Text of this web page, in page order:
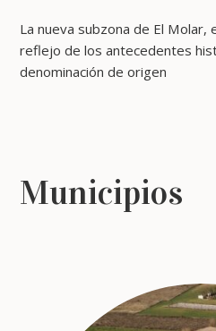
La nueva subzona de El Molar,
reflejo de los antecedentes
denominación de origen
Municipios